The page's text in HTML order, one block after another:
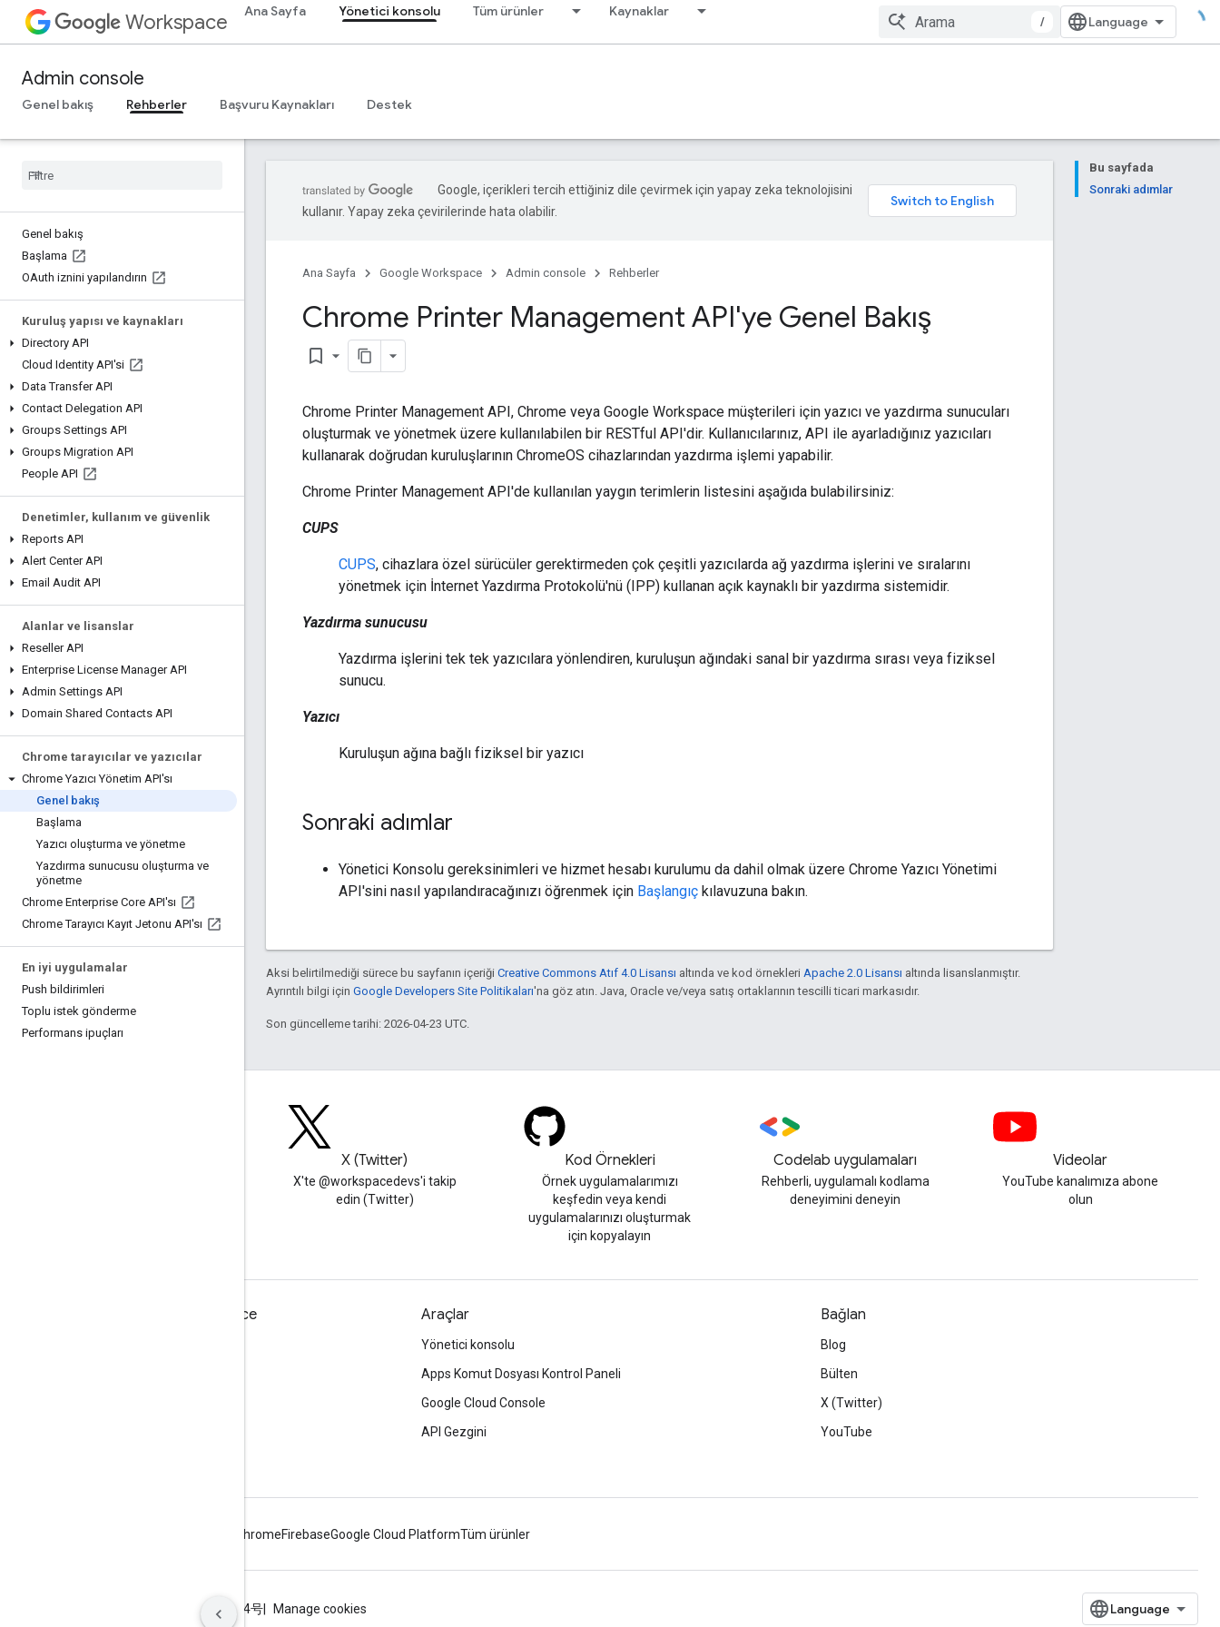
Workspace Ana Sayfa Yönetici konsolu Tüm ürünler Kaynaklar
/
Admin console
Genel bakış Rehberler Başvuru Kaynakları Destek
Genel bakış
Başlama
OAuth iznini yapılandırın
Kuruluş yapısı ve kaynakları
Directory API
Cloud Identity API'si
Data Transfer API
Contact Delegation API
Groups Settings API
Groups Migration API
People API
Denetimler, kullanım ve güvenlik
Reports API
Alert Center API
Email Audit API
Alanlar ve lisanslar
Reseller API
Enterprise License Manager API
Admin Settings API
Domain Shared Contacts API
Chrome tarayıcılar ve yazıcılar
Chrome Yazıcı Yönetim API'sı
Genel bakış
Başlama
Yazıcı oluşturma ve yönetme
Yazdırma sunucusu oluşturma ve
yönetme
Chrome Enterprise Core API'sı
Chrome Tarayıcı Kayıt Jetonu API'sı
En iyi uygulamalar
Push bildirimleri
Toplu istek gönderme
Performans ipuçları
Bu sayfada
Sonraki adımlar
Google, içerikleri tercih ettiğiniz dile çevirmek için yapay zeka teknolojisini
kullanır. Yapay zeka çevirilerinde hata olabilir.
Ana Sayfa Google Workspace Admin console Rehberler
Chrome Printer Management API'ye Genel Bakış
bookmark_border
Chrome Printer Management API, Chrome veya Google Workspace müşterileri için yazıcı ve yazdırma sunucuları
oluşturmak ve yönetmek üzere kullanılabilen bir RESTful API'dir. Kullanıcılarınız, API ile ayarladığınız yazıcıları
kullanarak doğrudan kuruluşlarının ChromeOS cihazlarından yazdırma işlemi yapabilir.
Chrome Printer Management API'de kullanılan yaygın terimlerin listesini aşağıda bulabilirsiniz:
CUPS
CUPS, cihazlara özel sürücüler gerektirmeden çok çeşitli yazıcılarda ağ yazdırma işlerini ve sıralarını
yönetmek için İnternet Yazdırma Protokolü'nü (IPP) kullanan açık kaynaklı bir yazdırma sistemidir.
Yazdırma sunucusu
Yazdırma işlerini tek tek yazıcılara yönlendiren, kuruluşun ağındaki sanal bir yazdırma sırası veya fiziksel
sunucu.
Yazıcı
Kuruluşun ağına bağlı fiziksel bir yazıcı
Sonraki adımlar
Yönetici Konsolu gereksinimleri ve hizmet hesabı kurulumu da dahil olmak üzere Chrome Yazıcı Yönetimi
API'sini nasıl yapılandıracağınızı öğrenmek için Başlangıç kılavuzuna bakın.
Aksi belirtilmediği sürece bu sayfanın içeriği Creative Commons Atıf 4.0 Lisansı altında ve kod örnekleri Apache 2.0 Lisansı altında lisanslanmıştır.
Ayrıntılı bilgi için Google Developers Site Politikaları'na göz atın. Java, Oracle ve/veya satış ortaklarının tescilli ticari markasıdır.
Son güncelleme tarihi: 2026-04-23 UTC.
X (Twitter)
X'te @workspacedevs'i takip
edin (Twitter)
Kod Örnekleri
Örnek uygulamalarımızı
keşfedin veya kendi
uygulamalarınızı oluşturmak
için kopyalayın
Codelab uygulamaları
Rehberli, uygulamalı kodlama
deneyimini deneyin
Videolar
YouTube kanalımıza abone
olun
Geliştiriciler için Google Workspace Araçlar
Yönetici konsolu
Apps Komut Dosyası Kontrol Paneli
Google Cloud Console
API Gezgini
Bağlan
Blog
Bülten
X (Twitter)
YouTube
ChromeFirebaseGoogle Cloud PlatformTüm ürünler
ICP证合字B2-20070004号 Manage cookies